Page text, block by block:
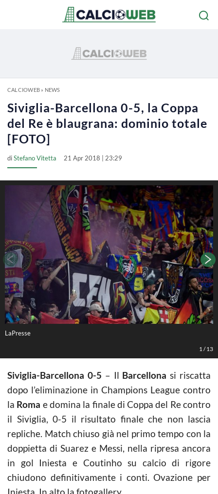
CALCIOWEB» NEWS
Siviglia-Barcellona 0-5, la Coppa
del Re è blaugrana: dominio totale
[FOTO]
diStefano Vitetta 21 Apr 2018 | 23:29
LaPresse
1 /13
Siviglia-Barcellona 0-5 – Il Barcellonasi riscatta
dopo l’eliminazione in Champions League contro
la Roma e domina la finale di Coppa del Re contro
il Siviglia, 0-5 il risultato finale che non lascia
repliche. Match chiuso già nel primo tempo con la
doppietta di Suarez e Messi, nella ripresa ancora
in gol Iniesta e Coutinho su calcio di rigore
chiudono definitivamente i conti. Ovazione per